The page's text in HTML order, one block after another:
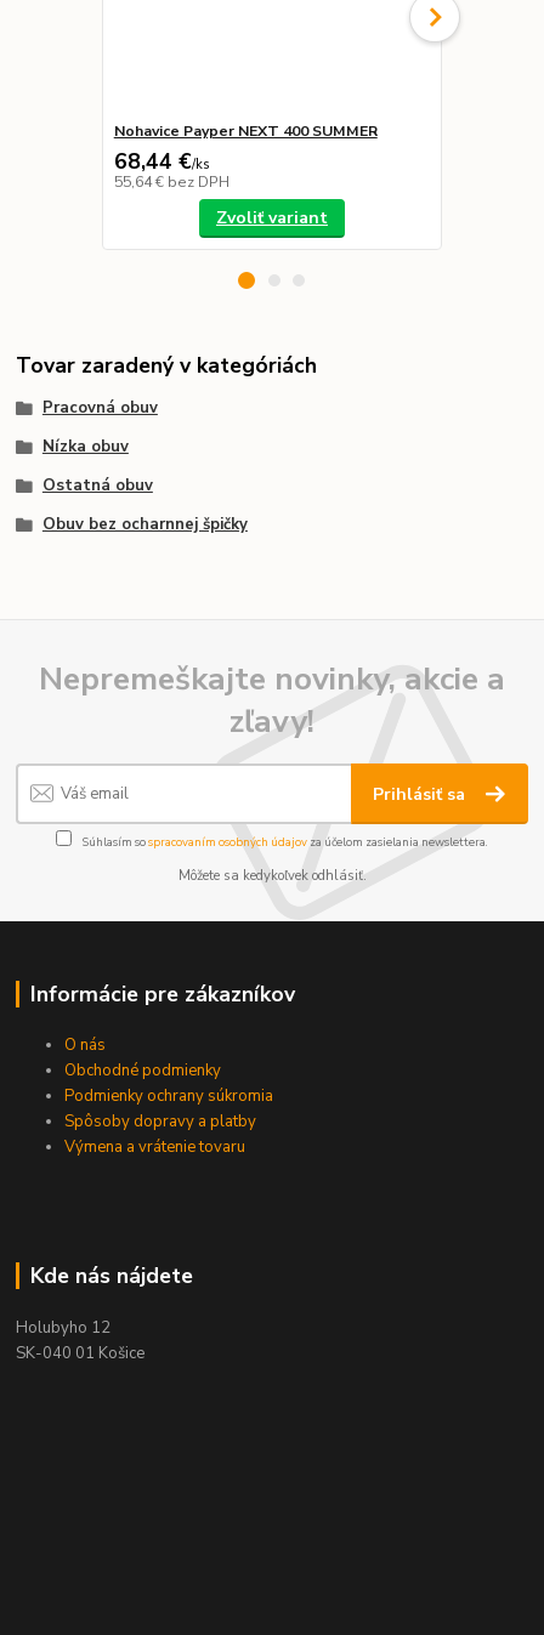
Nohavice Payper NEXT 400 SUMMER
68,44 €/ks
55,64 € bez DPH
Zvoliť variant
Tovar zaradený v kategóriách
Pracovná obuv
Nízka obuv
Ostatná obuv
Obuv bez ocharnnej špičky
Nepremeškajte novinky, akcie a
zľavy!
Prihlásiť sa
Súhlasím sospracovaním osobných údajov za účelom zasielania newslettera.
Môžete sa kedykoľvek odhlásiť.
Informácie pre zákazníkov
O nás
Obchodné podmienky
Podmienky ochrany súkromia
Spôsoby dopravy a platby
Výmena a vrátenie tovaru
Kde nás nájdete
Holubyho 12
SK-040 01 Košice